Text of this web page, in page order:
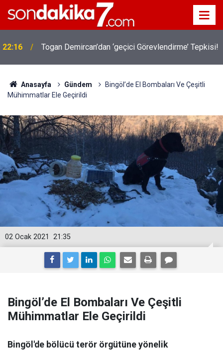
22:16 Togan Demircan’dan ‘geçici Görevlendirme’ Tepkisi!
Anasayfa Gündem
Bingöl’de El Bombaları Ve Çeşitli
Mühimmatlar Ele Geçirildi
21:35
02 Ocak 2021
Bingöl’de El Bombaları Ve Çeşitli
Mühimmatlar Ele Geçirildi
Bingöl'de bölücü terör örgütüne yönelik